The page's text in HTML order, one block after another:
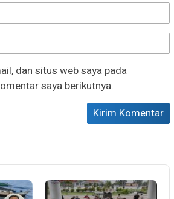
dan situs web saya pada
saya berikutnya.